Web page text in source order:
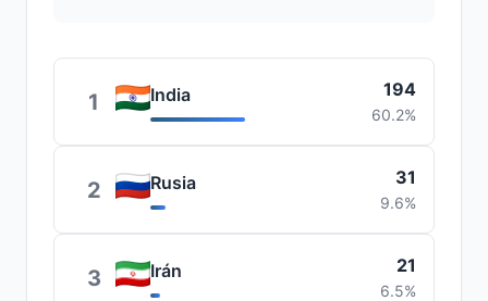
1 India 194
60.2%
2 Rusia 31
9.6%
3 Irán 21
6.5%